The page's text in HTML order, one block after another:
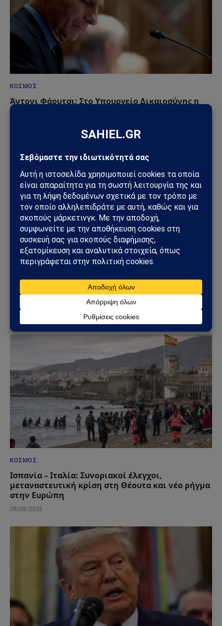
ΚΌΣΜΟΣ
Άντονι Φάουτσι: Στο Υπουργείο Δικαιοσύνης η
υπόθεσή του – Τι πραγματικά συμβαίνει στις ΗΠΑ
Τυφώνας Dolphin: Σαρώνει την Οκινάουα –
Τραυματίες, δεκάδες χιλιάδες χωρίς ρεύμα στην
ΚΌΣΜΟΣ
Ισπανία – Ιταλία: Συνοριακοί έλεγχοι,
μεταναστευτική κρίση στη Θέουτα και νέο ρήγμα
στην Ευρώπη
08/08/2026